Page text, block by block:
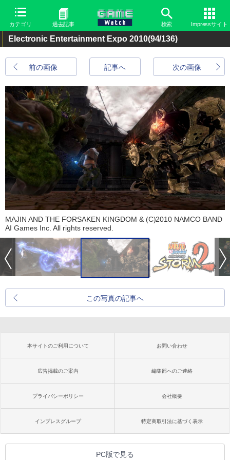
カテゴリ 過去記事 検索 Impressサイト
Electronic Entertainment Expo 2010(94/136)
前の画像 次の画像
記事へ
MAJIN AND THE FORSAKEN KINGDOM & (C)2010 NAMCO BAND
AI Games Inc. All rights reserved.
この写真の記事へ
本サイトのご利用について お問い合わせ
広告掲載のご案内 編集部へのご連絡
プライバシーポリシー 会社概要
インプレスグループ 特定商取引法に基づく表示
PC版で見る